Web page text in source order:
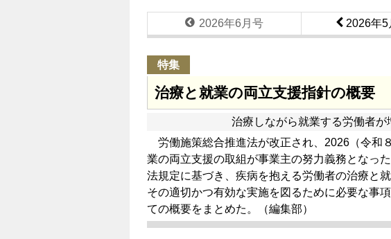
2026年6月号 2026年5
特集
治療と就業の両立支援指針の概要
治療しながら就業する労働者
労働施策総合推進法が改正され、2026（令和
業の両立支援の取組が事業主の努力義務となっ
法規定に基づき、疾病を抱える労働者の治療と
その適切かつ有効な実施を図るために必要な事
ての概要をまとめた。（編集部）